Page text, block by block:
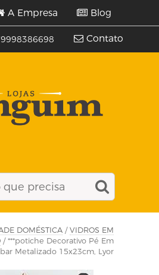
A Empresa Blog
Contato
DOMÉSTICA / VIDROS EM
/ ***potiche Decorativo Pé Em
Metalizado 15x23cm, Lyor